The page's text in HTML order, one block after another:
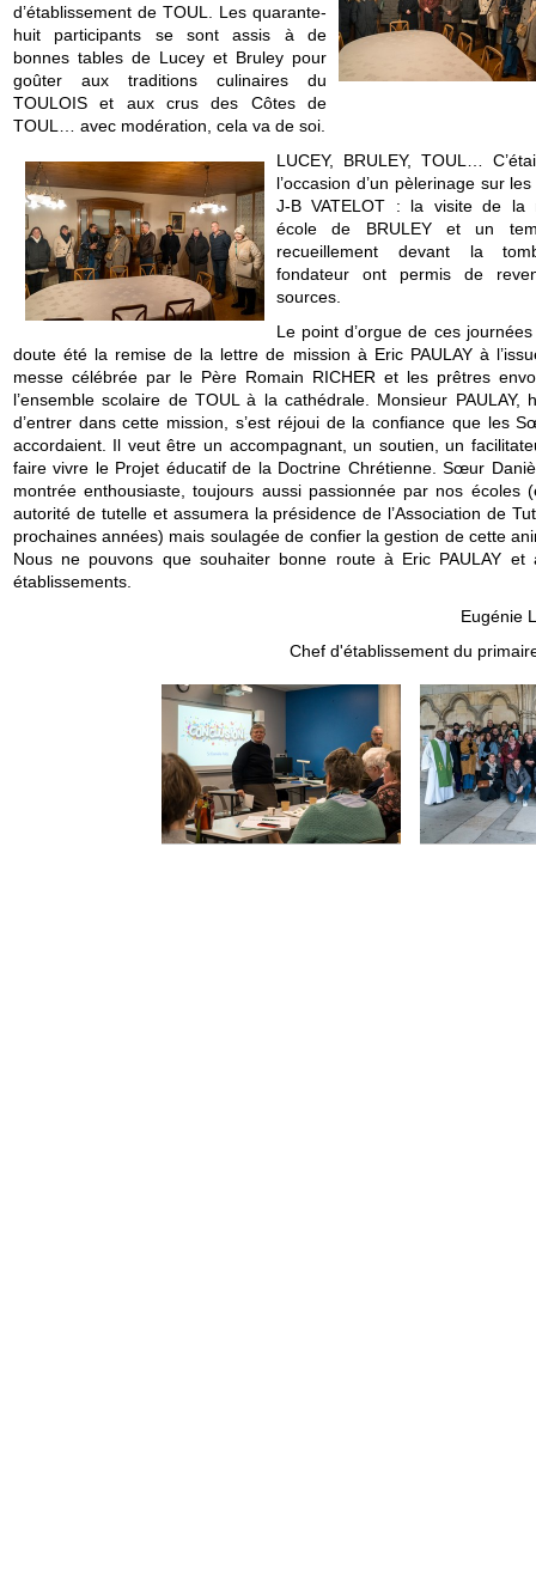
d’établissement de TOUL. Les quarante-
huit participants se sont assis à de
bonnes tables de Lucey et Bruley pour
goûter aux traditions culinaires du
TOULOIS et aux crus des Côtes de
TOUL… avec modération, cela va de soi.
LUCEY, BRULEY, TOUL…
l’occasion d’un pèlerinage sur
J-B VATELOT : la visite de la
école de BRULEY et un
recueillement devant la
fondateur ont permis de
sources.
Le point d’orgue de ces
doute été la remise de la lettre de mission à Eric PAULAY à
messe célébrée par le Père Romain RICHER et les prêtres
l’ensemble scolaire de TOUL à la cathédrale. Monsieur PAULAY,
d’entrer dans cette mission, s’est réjoui de la confiance que les
accordaient. Il veut être un accompagnant, un soutien, un
faire vivre le Projet éducatif de la Doctrine Chrétienne. Sœur
montrée enthousiaste, toujours aussi passionnée par nos écoles
autorité de tutelle et assumera la présidence de l’Association de
prochaines années) mais soulagée de confier la gestion de cette
Nous ne pouvons que souhaiter bonne route à Eric PAULAY et
établissements.
Eugénie
Chef d'établissement du